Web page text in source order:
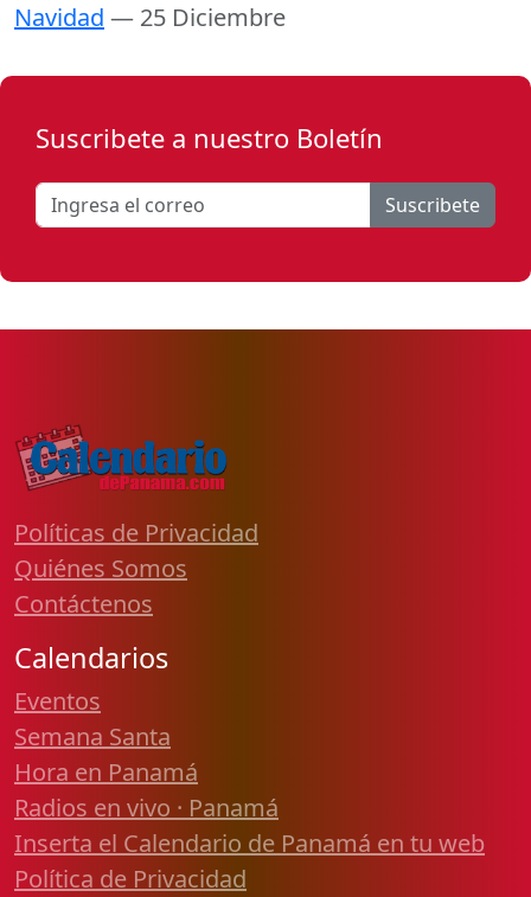
Navidad — 25 Diciembre
Suscribete a nuestro Boletín
Suscribete
Políticas de Privacidad
Quiénes Somos
Contáctenos
Calendarios
Eventos
Semana Santa
Hora en Panamá
Radios en vivo · Panamá
Inserta el Calendario de Panamá en tu web
Política de Privacidad